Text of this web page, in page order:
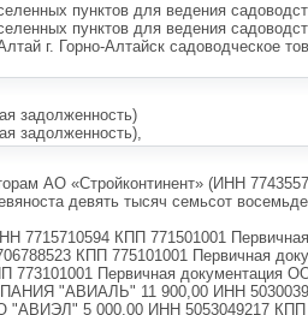
пунктов для ведения
пунктов для ведения
г. Горно-Алтайск садоводческое
задолженность)
задолженность),
АО «Стройконтинент» (ИНН
девять тысяч семьсот
7715710594 КПП 771501001
КПП 775101001 Первичная
773101001 Первичная документация
"АВИАЛЬ" 11 900,00 ИНН
"АВИЭЛ" 5 000,00 ИНН 5053049217 КПП